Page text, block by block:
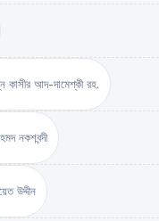
কাসীর আদ-দামেশ্‌কী রহ.
নকশবন্দী
উদ্দীন